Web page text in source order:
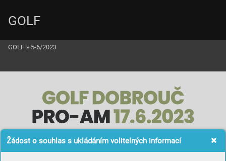
Žádost o souhlas s ukládáním volitelných informací
GOLF
GOLF » 5-6/2023